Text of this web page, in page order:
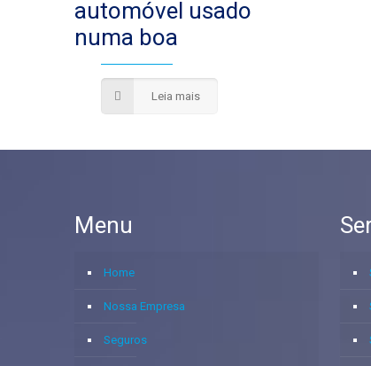
automóvel usado
numa boa
Leia mais
Menu
Home
Nossa Empresa
Seguros